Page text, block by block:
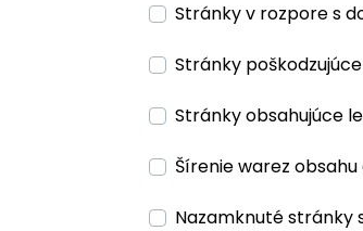
Stránky v rozpore s
Stránky
Stránky obsahujúce
Šírenie warez
Nazamknuté stránky